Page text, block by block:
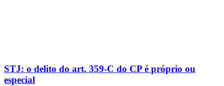
STJ: o delito do art. 359-C do CP é próprio ou
especial